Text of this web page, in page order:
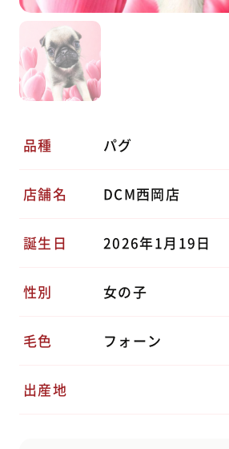
品種 パグ
店舗名 DCM西岡店
誕生日 2026年1月19日
性別 女の子
毛色 フォーン
出産地